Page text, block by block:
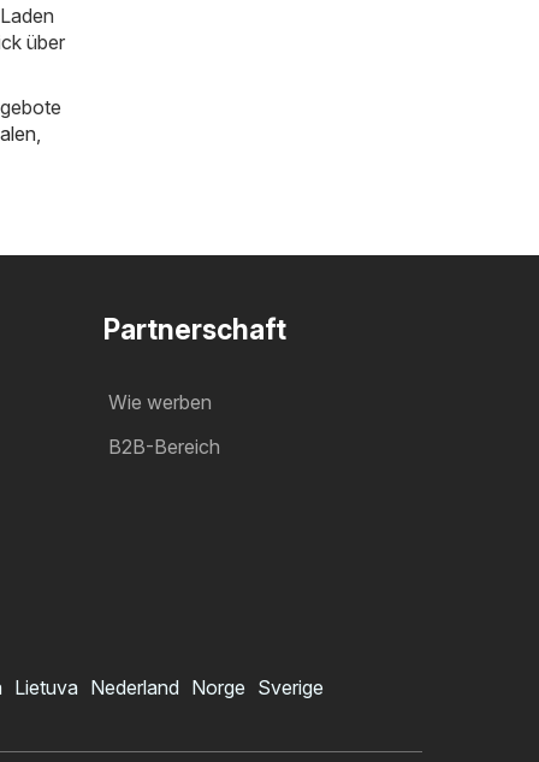
über
Partnerschaft
Wie werben
B2B-Bereich
Lietuva Nederland Norge Sverige